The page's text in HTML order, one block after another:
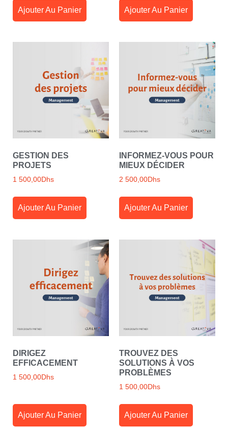
Ajouter Au Panier Ajouter Au Panier
GESTION DES
PROJETS
1 500,00Dhs
Ajouter Au Panier
INFORMEZ-VOUS POUR
MIEUX DÉCIDER
2 500,00Dhs
Ajouter Au Panier
DIRIGEZ
EFFICACEMENT
1 500,00Dhs
Ajouter Au Panier
TROUVEZ DES
SOLUTIONS À VOS
PROBLÈMES
1 500,00Dhs
Ajouter Au Panier